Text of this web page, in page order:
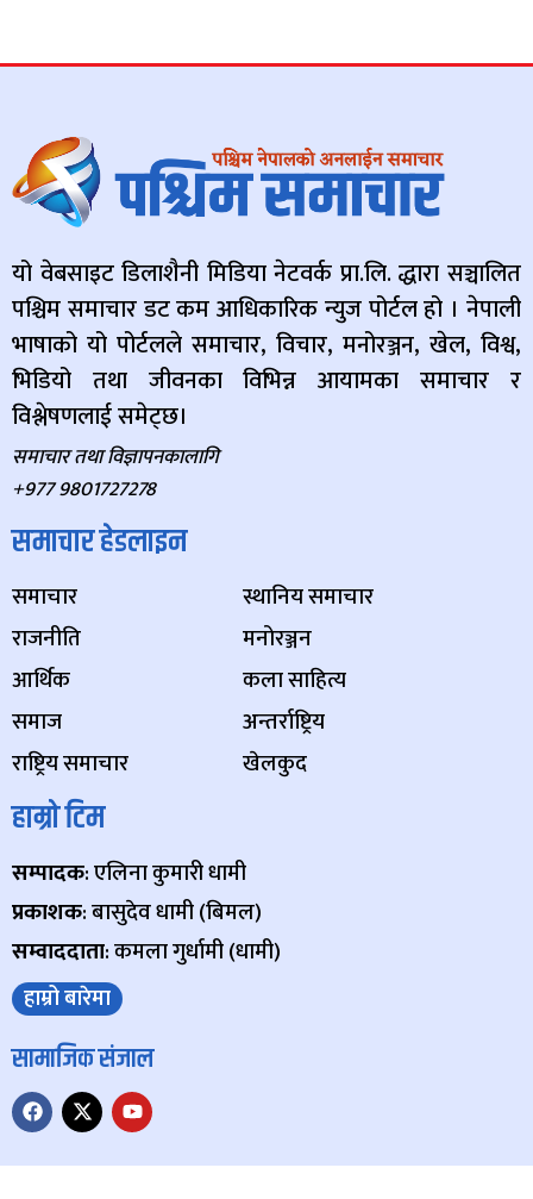
यो वेबसाइट डिलाशैनी मिडिया नेटवर्क प्रा.लि. द्धारा सञ्चालित
पश्चिम समाचार डट कम आधिकारिक न्युज पोर्टल हो । नेपाली
भाषाको यो पोर्टलले समाचार, विचार, मनोरञ्जन, खेल, विश्व,
भिडियो तथा जीवनका विभिन्न आयामका समाचार र
विश्लेषणलाई समेट्छ।
समाचार तथा विज्ञापनकालागि
+977 9801727278
समाचार हेडलाइन
समाचार
राजनीति
आर्थिक
समाज
राष्ट्रिय समाचार
स्थानिय समाचार
मनोरञ्जन
कला साहित्य
अन्तर्राष्ट्रिय
खेलकुद
हाम्रो टिम
सम्पादक: एलिना कुमारी धामी
प्रकाशक: बासुदेव धामी (बिमल)
सम्वाददाता: कमला गुर्धामी (धामी)
हाम्रो बारेमा
सामाजिक संजाल